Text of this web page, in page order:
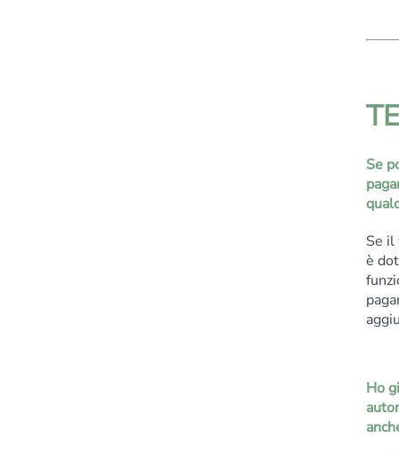
Se
Se il
è
Ho